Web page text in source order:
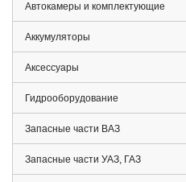
Автокамеры и комплектующие
Аккумуляторы
Аксессуары
Гидрооборудование
Запасные части ВАЗ
Запасные части УАЗ, ГАЗ